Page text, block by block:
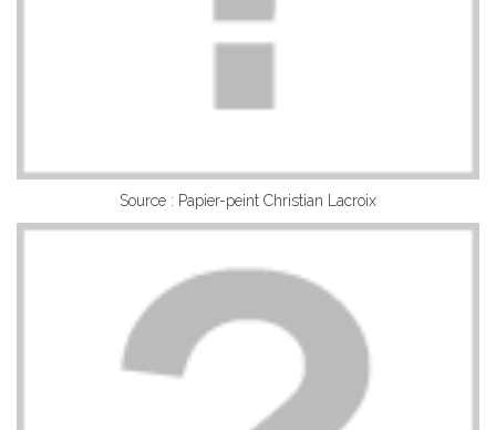
Source : Papier-peint Christian Lacroix